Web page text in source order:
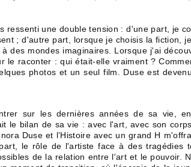
ressenti une double tension : d'une part, je
; d'autre part, lorsque je choisis la fiction,
des mondes imaginaires. Lorsque j'ai
le raconter : qui était-elle vraiment ?
photos et un seul film. Duse est
sur les dernières années de sa vie,
le bilan de sa vie : avec l'art, avec son
Duse et l’Histoire avec un grand H
le rôle de l'artiste face à des tragédies
de la relation entre l'art et le pouvoir.